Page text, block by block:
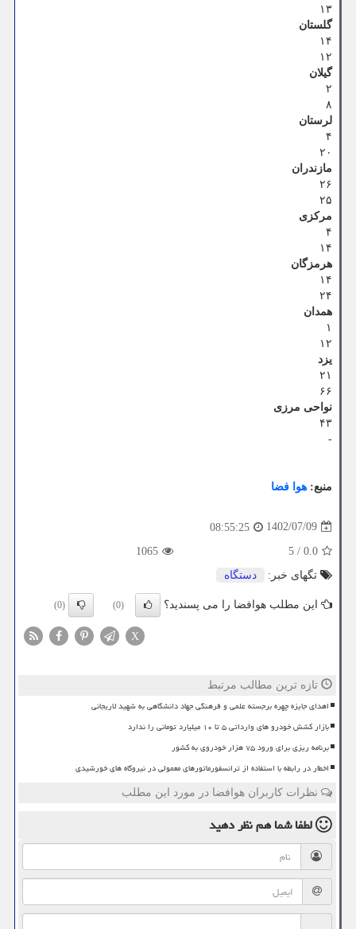
۱۳
گلستان
۱۴
۱۲
گیلان
۲
۸
لرستان
۴
۲۰
مازندران
۲۶
۲۵
مرکزی
۴
۱۴
هرمزگان
۱۴
۲۴
همدان
۱
۱۲
یزد
۲۱
۶۶
نواحی مرزی
۴۳
-
منبع: هوا فضا
1402/07/09
08:55:25
0.0
/
5
1065
تگهای خبر:
دستگاه
این مطلب هوافضا را می پسندید؟ (0)
(0)
X
تازه ترین مطالب مرتبط
اهدای جایزه چهره برجسته علمی و فرهنگی جهاد دانشگاهی به شهید لاریجانی
بازار کشش خودرو های وارداتی ۵ تا ۱۰ میلیارد تومانی را ندارد
برنامه ریزی برای ورود ۷۵ هزار خودروی به کشور
اخطار در رابطه با استفاده از ترانسفورماتورهای معمولی در نیروگاه های خورشیدی
نظرات کاربران هوافضا در مورد این مطلب
لطفا شما همنظر دهید